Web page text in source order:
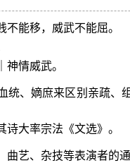
能移，威武不能屈。
情威武。
、嫡庶来区别亲疏、
大率宗法《文选》。
曲艺、杂技等表演者的